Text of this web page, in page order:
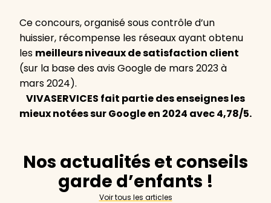
Ce concours, organisé sous contrôle d’un
huissier, récompense les réseaux ayant obtenu
les meilleurs niveaux de satisfaction client
(sur la base des avis Google de mars 2023 à
mars 2024).
VIVASERVICES fait partie des enseignes les
mieux notées sur Google en 2024 avec 4,78/5.
Nos actualités et conseils
garde d’enfants !
Voir tous les articles